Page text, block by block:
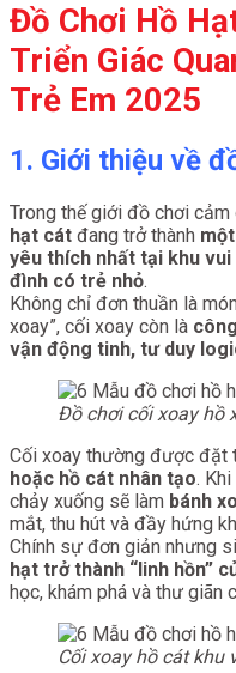
Đồ Chơi Hồ
Triển Giác
Trẻ Em 2025
1. Giới thiệu về
Trong thế giới đồ chơi cảm
hạt cát đang trở thành
yêu thích nhất tại khu
đình có trẻ nhỏ.
Không chỉ đơn thuần là
xoay”, cối xoay còn là
vận động tinh, tư duy
Đồ chơi cối xoay hồ
Cối xoay thường được đặt
hoặc hồ cát nhân tạo.
chảy xuống sẽ làm bánh
mắt, thu hút và đầy hứng
Chính sự đơn giản nhưng
hạt trở thành “linh hồn”
học, khám phá và thư giãn
Cối xoay hồ cát khu